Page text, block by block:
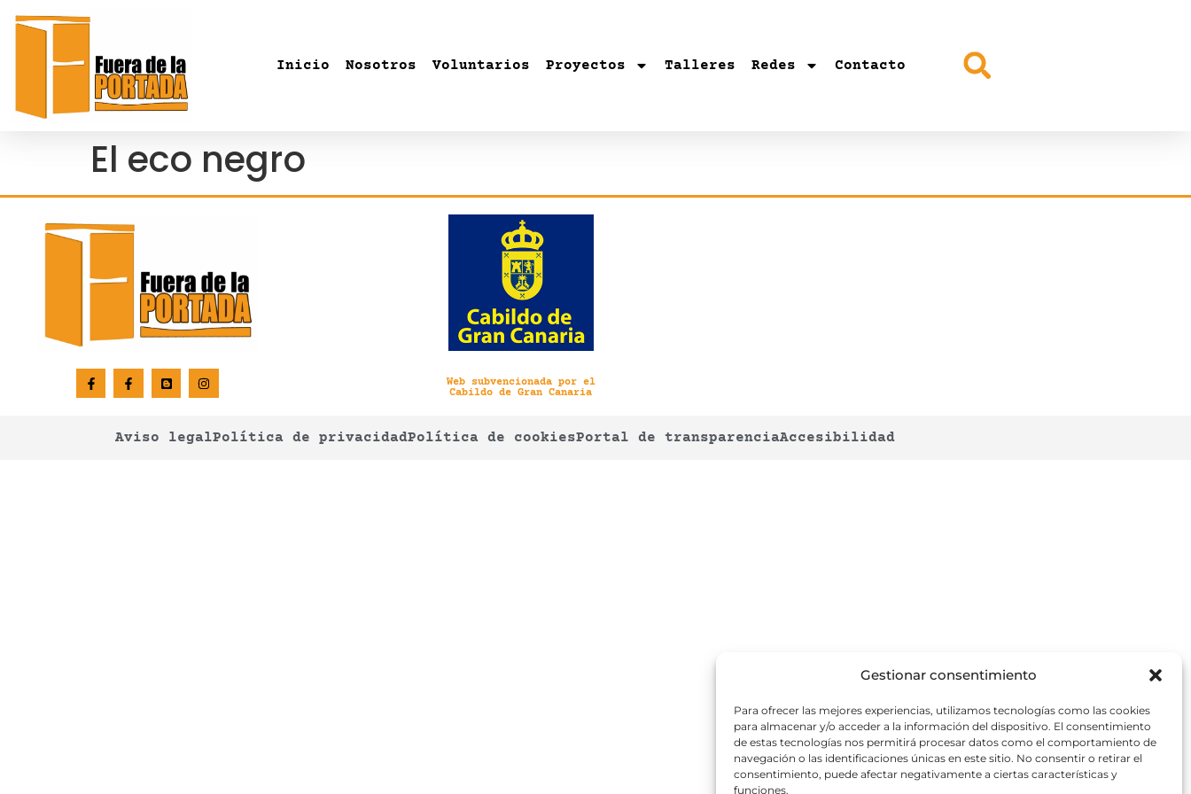
Gestionar consentimiento
Para ofrecer las mejores experiencias, utilizamos tecnologías como las cookies
para almacenar y/o acceder a la información del dispositivo. El consentimiento
de estas tecnologías nos permitirá procesar datos como el comportamiento de
navegación o las identificaciones únicas en este sitio. No consentir o retirar el
consentimiento, puede afectar negativamente a ciertas características y
funciones.
Inicio Nosotros Voluntarios Proyectos Talleres Redes Contacto
El eco negro
Web subvencionada por el
Cabildo de Gran Canaria
Aviso legalPolítica de privacidadPolítica de cookiesPortal de transparenciaAccesibilidad